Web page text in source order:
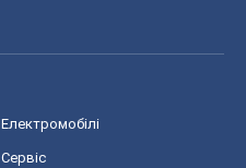
Електромобілі
Сервіс